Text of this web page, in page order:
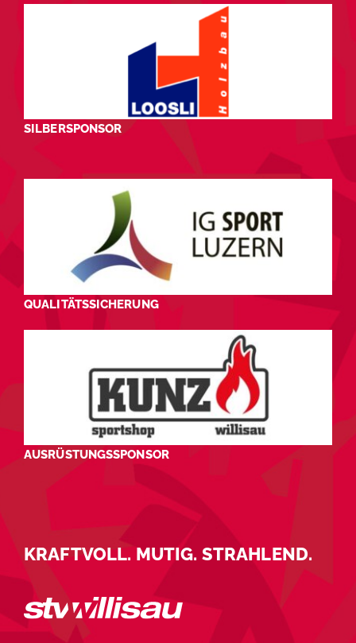
SILBERSPONSOR
QUALITÄTSSICHERUNG
AUSRÜSTUNGSSPONSOR
KRAFTVOLL. MUTIG. STRAHLEND.